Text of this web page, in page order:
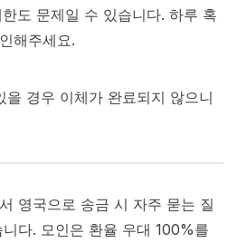
도 문제일 수 있습니다. 하루 혹
해주세요.
경우 이체가 완료되지 않으니
영국으로 송금 시 자주 묻는 질
다. 모인은 환율 우대 100%를